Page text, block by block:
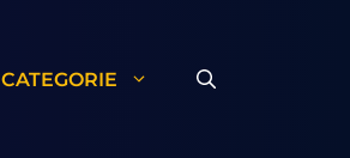
CATEGORIE